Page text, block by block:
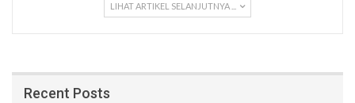
LIHAT ARTIKEL SELANJUTNYA ...
Recent Posts